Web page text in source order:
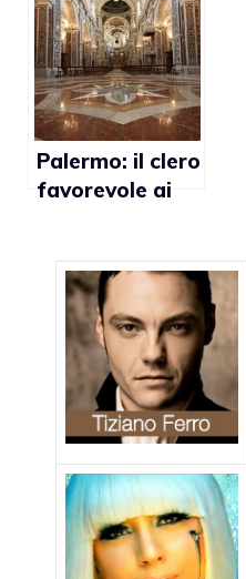
Palermo: il clero
favorevole ai
adozioni